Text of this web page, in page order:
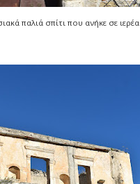
παλιά σπίτι που ανήκε σε ιερέα